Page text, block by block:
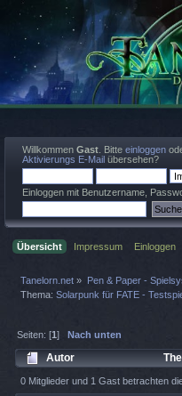
Willkommen Gast . Bitte einloggen
Aktivierungs E-Mail übersehen?
Einloggen mit Benutzername,
Übersicht Impressum Einloggen
Tanelorn.net » Pen & Paper -
Thema:Solarpunk für FATE -
Seiten: [1]Nach unten
Autor
gesucht (re-post) (Gelesen
0 Mitglieder und 1 Gast betrachten